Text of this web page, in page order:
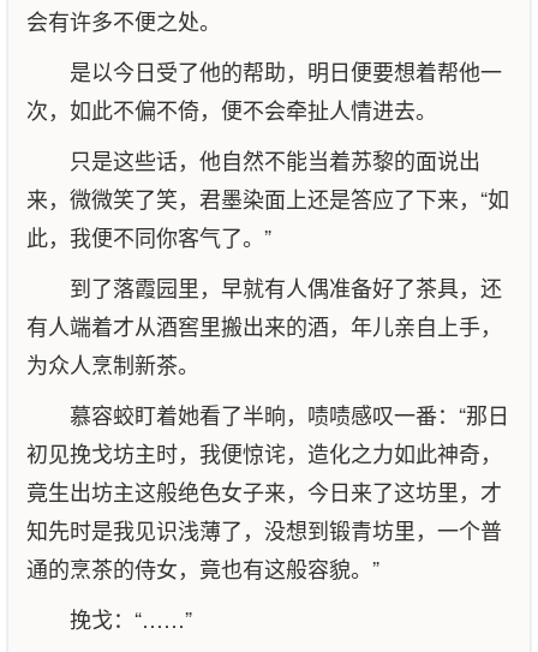
会有许多不便之处。
是以今日受了他的帮助，明日便要想着帮他一
次，如此不偏不倚，便不会牵扯人情进去。
只是这些话，他自然不能当着苏黎的面说出
来，微微笑了笑，君墨染面上还是答应了下来，“如
此，我便不同你客气了。”
到了落霞园里，早就有人偶准备好了茶具，还
有人端着才从酒窖里搬出来的酒，年儿亲自上手，
为众人烹制新茶。
慕容蛟盯着她看了半晌，啧啧感叹一番：“那日
初见挽戈坊主时，我便惊诧，造化之力如此神奇，
竟生出坊主这般绝色女子来，今日来了这坊里，才
知先时是我见识浅薄了，没想到锻青坊里，一个普
通的烹茶的侍女，竟也有这般容貌。”
挽戈：“……”